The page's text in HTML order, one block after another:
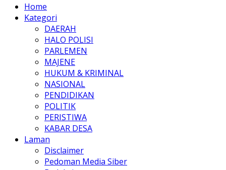
Home
Kategori
DAERAH
HALO POLISI
PARLEMEN
MAJENE
HUKUM & KRIMINAL
NASIONAL
PENDIDIKAN
POLITIK
PERISTIWA
KABAR DESA
Laman
Disclaimer
Pedoman Media Siber